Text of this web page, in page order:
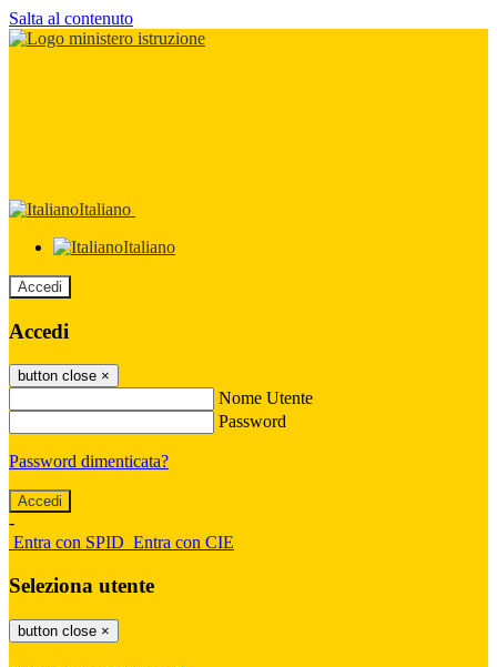
Salta al contenuto
Italiano
Italiano
Accedi
Accedi
button close ×
Nome Utente
Password
Password dimenticata?
-
Entra con SPID Entra con CIE
Seleziona utente
button close ×